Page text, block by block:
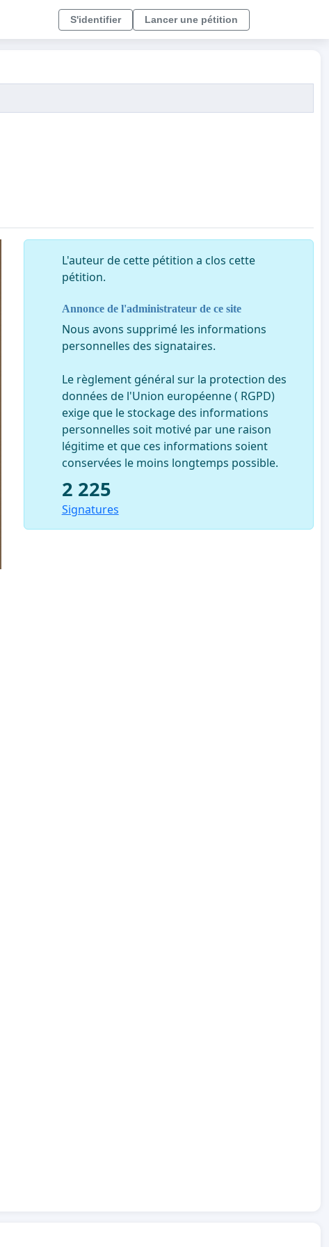
S'identifier Lancer une pétition
L'auteur de cette pétition a clos cette
pétition.
Annonce de l'administrateur de ce site
Nous avons supprimé les informations
personnelles des signataires.
Le règlement général sur la protection des
données de l'Union européenne ( RGPD)
exige que le stockage des informations
personnelles soit motivé par une raison
légitime et que ces informations soient
conservées le moins longtemps possible.
2 225
Signatures